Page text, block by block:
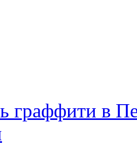
граффити в